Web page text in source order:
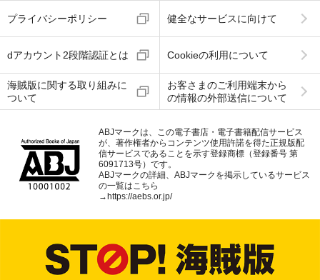
プライバシーポリシー 健全なサービスに向けて
dアカウント2段階認証とは Cookieの利用について
海賊版に関する取り組みに
ついて
お客さまのご利用端末から
の情報の外部送信について
ABJマークは、この電子書店・電子書籍配信サービス
が、著作権者からコンテンツ使用許諾を得た正規版配
信サービスであることを示す登録商標（登録番号 第
6091713号）です。
ABJマークの詳細、ABJマークを掲示しているサービス
の一覧はこちら
→https://aebs.or.jp/